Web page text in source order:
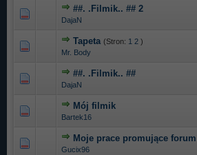
##. .Filmik.. ## 2
DajaN
0 głosów - średnia ocena: 0 na 5
1
Tapeta (Stron: 1 2 )
Mr. Body
0 głosów - średnia ocena: 0 na 5
1
##. .Filmik.. ##
DajaN
0 głosów - średnia ocena: 0 na 5
Mój filmik
Bartek16
0 głosów - średnia ocena: 0 na 5
Moje prace promujące
Gucix96
0 głosów - średnia ocena: 0 na 5
12345